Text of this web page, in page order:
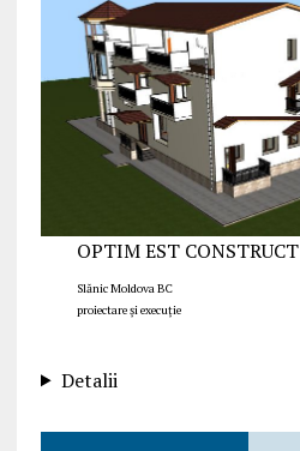
OPTIM EST CONSTRUCT
Slănic Moldova BC
proiectare și execuție
Detalii